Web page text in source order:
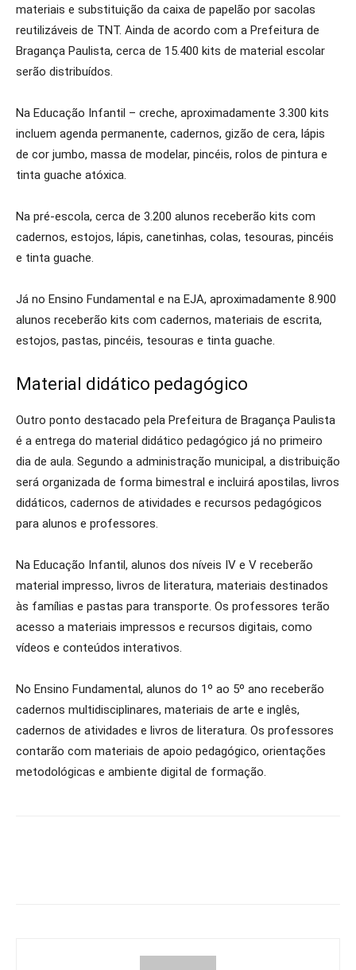
materiais e substituição da caixa de papelão por sacolas
reutilizáveis de TNT. Ainda de acordo com a Prefeitura de
Bragança Paulista, cerca de 15.400 kits de material escolar
serão distribuídos.
Na Educação Infantil – creche, aproximadamente 3.300 kits
incluem agenda permanente, cadernos, gizão de cera, lápis
de cor jumbo, massa de modelar, pincéis, rolos de pintura e
tinta guache atóxica.
Na pré-escola, cerca de 3.200 alunos receberão kits com
cadernos, estojos, lápis, canetinhas, colas, tesouras, pincéis
e tinta guache.
Já no Ensino Fundamental e na EJA, aproximadamente 8.900
alunos receberão kits com cadernos, materiais de escrita,
estojos, pastas, pincéis, tesouras e tinta guache.
Material didático pedagógico
Outro ponto destacado pela Prefeitura de Bragança Paulista
é a entrega do material didático pedagógico já no primeiro
dia de aula. Segundo a administração municipal, a distribuição
será organizada de forma bimestral e incluirá apostilas, livros
didáticos, cadernos de atividades e recursos pedagógicos
para alunos e professores.
Na Educação Infantil, alunos dos níveis IV e V receberão
material impresso, livros de literatura, materiais destinados
às famílias e pastas para transporte. Os professores terão
acesso a materiais impressos e recursos digitais, como
vídeos e conteúdos interativos.
No Ensino Fundamental, alunos do 1º ao 5º ano receberão
cadernos multidisciplinares, materiais de arte e inglês,
cadernos de atividades e livros de literatura. Os professores
contarão com materiais de apoio pedagógico, orientações
metodológicas e ambiente digital de formação.